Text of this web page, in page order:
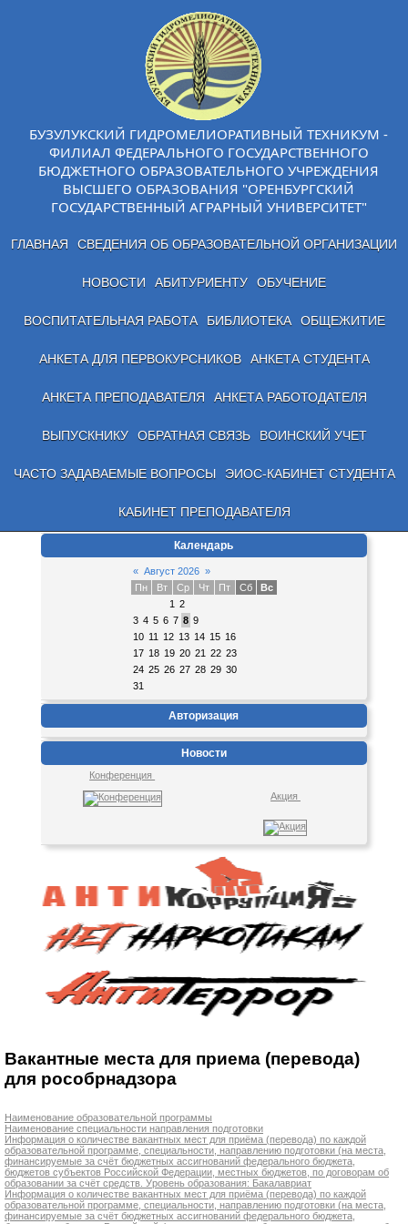
БУЗУЛУКСКИЙ ГИДРОМЕЛИОРАТИВНЫЙ ТЕХНИКУМ -
ФИЛИАЛ ФЕДЕРАЛЬНОГО ГОСУДАРСТВЕННОГО
БЮДЖЕТНОГО ОБРАЗОВАТЕЛЬНОГО УЧРЕЖДЕНИЯ
ВЫСШЕГО ОБРАЗОВАНИЯ "ОРЕНБУРГСКИЙ
ГОСУДАРСТВЕННЫЙ АГРАРНЫЙ УНИВЕРСИТЕТ"
ГЛАВНАЯ СВЕДЕНИЯ ОБ ОБРАЗОВАТЕЛЬНОЙ ОРГАНИЗАЦИИ
НОВОСТИ АБИТУРИЕНТУ ОБУЧЕНИЕ
ВОСПИТАТЕЛЬНАЯ РАБОТА БИБЛИОТЕКА ОБЩЕЖИТИЕ
АНКЕТА ДЛЯ ПЕРВОКУРСНИКОВ АНКЕТА СТУДЕНТА
АНКЕТА ПРЕПОДАВАТЕЛЯ АНКЕТА РАБОТОДАТЕЛЯ
ВЫПУСКНИКУ ОБРАТНАЯ СВЯЗЬ ВОИНСКИЙ УЧЕТ
ЧАСТО ЗАДАВАЕМЫЕ ВОПРОСЫ ЭИОС-КАБИНЕТ СТУДЕНТА
КАБИНЕТ ПРЕПОДАВАТЕЛЯ
Календарь
« Август 2026 »
Пн
Вт Ср Чт Пт Сб
Вс
1 2
3 4 5 6 7 8 9
10 11 12 13 14 15 16
17 18 19 20 21 22 23
24 25 26 27 28 29 30
31
Авторизация
Новости
Конференция
Акция
Вакантные места для приема (перевода)
для рособрнадзора
Наименование образовательной программы
Наименование специальности направления подготовки
Информация о количестве вакантных мест для приёма (перевода) по каждой
образовательной программе, специальности, направлению подготовки (на места,
финансируемые за счёт бюджетных ассигнований федерального бюджета,
бюджетов субъектов Российской Федерации, местных бюджетов, по договорам об
образовании за счёт средств. Уровень образования: Бакалавриат
Информация о количестве вакантных мест для приёма (перевода) по каждой
образовательной программе, специальности, направлению подготовки (на места,
финансируемые за счёт бюджетных ассигнований федерального бюджета,